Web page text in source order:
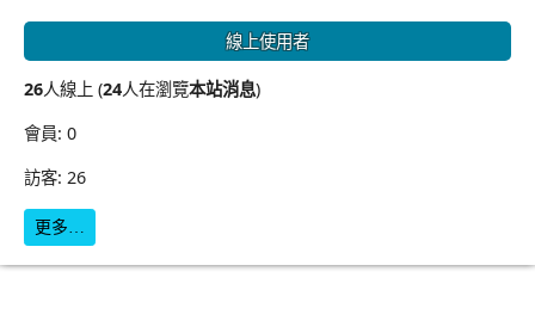
線上使用者
26人線上 (24人在瀏覽本站消息)
會員: 0
訪客: 26
更多…